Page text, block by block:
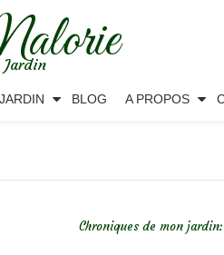
Jardin
BLOG A PROPOS
Chroniques de mon